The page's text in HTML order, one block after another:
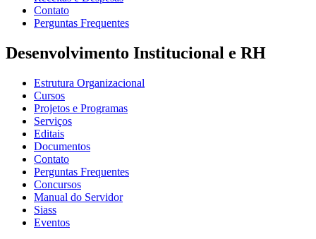
Contato
Perguntas Frequentes
Desenvolvimento Institucional e RH
Estrutura Organizacional
Cursos
Projetos e Programas
Serviços
Editais
Documentos
Contato
Perguntas Frequentes
Concursos
Manual do Servidor
Siass
Eventos